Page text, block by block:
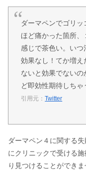
ダーマペンでゴリ
ほど痛かった箇所
感じで茶色い。いつ
効果なし！てか増
ないと効果でない
ど即効性期待しちゃ
引用元：Twitter
ダーマペン４に関する
にクリニックで受ける
り見つけることができま